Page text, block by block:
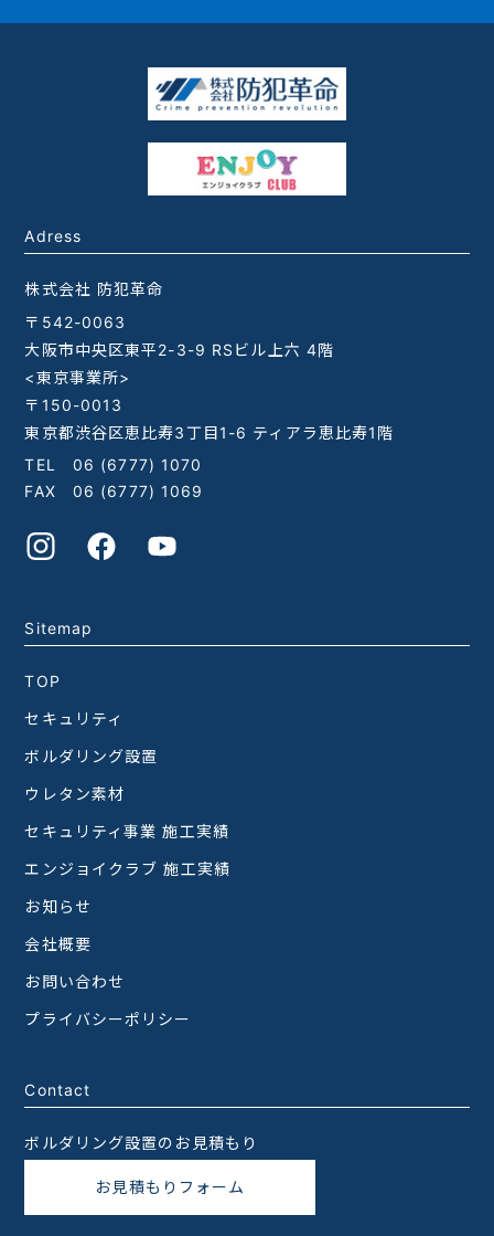
Adress
株式会社 防犯革命
〒542-0063
大阪市中央区東平2-3-9 RSビル上六 4階
<東京事業所>
〒150-0013
東京都渋谷区恵比寿3丁目1-6 ティアラ恵比寿1階
TEL 06 (6777) 1070
FAX 06 (6777) 1069
Sitemap
TOP
セキュリティ
ボルダリング設置
ウレタン素材
セキュリティ事業 施工実績
エンジョイクラブ 施工実績
お知らせ
会社概要
お問い合わせ
プライバシーポリシー
Contact
ボルダリング設置のお見積もり
お見積もりフォーム